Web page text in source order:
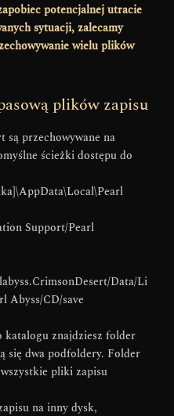
potencjalnej utracie
sytuacji, zalecamy
wielu plików
plików zapisu
są przechowywane na
ścieżki dostępu do
Support/Pearl
Data/Li
Abyss/CD/save
katalogu znajdziesz folder
się dwa podfoldery. Folder
pliki zapisu
na inny dysk,